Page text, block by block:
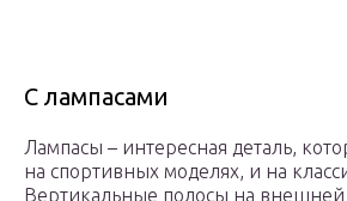
С лампасами
Лампасы – интересная деталь,
на спортивных моделях, и на
Вертикальные полосы на внешней